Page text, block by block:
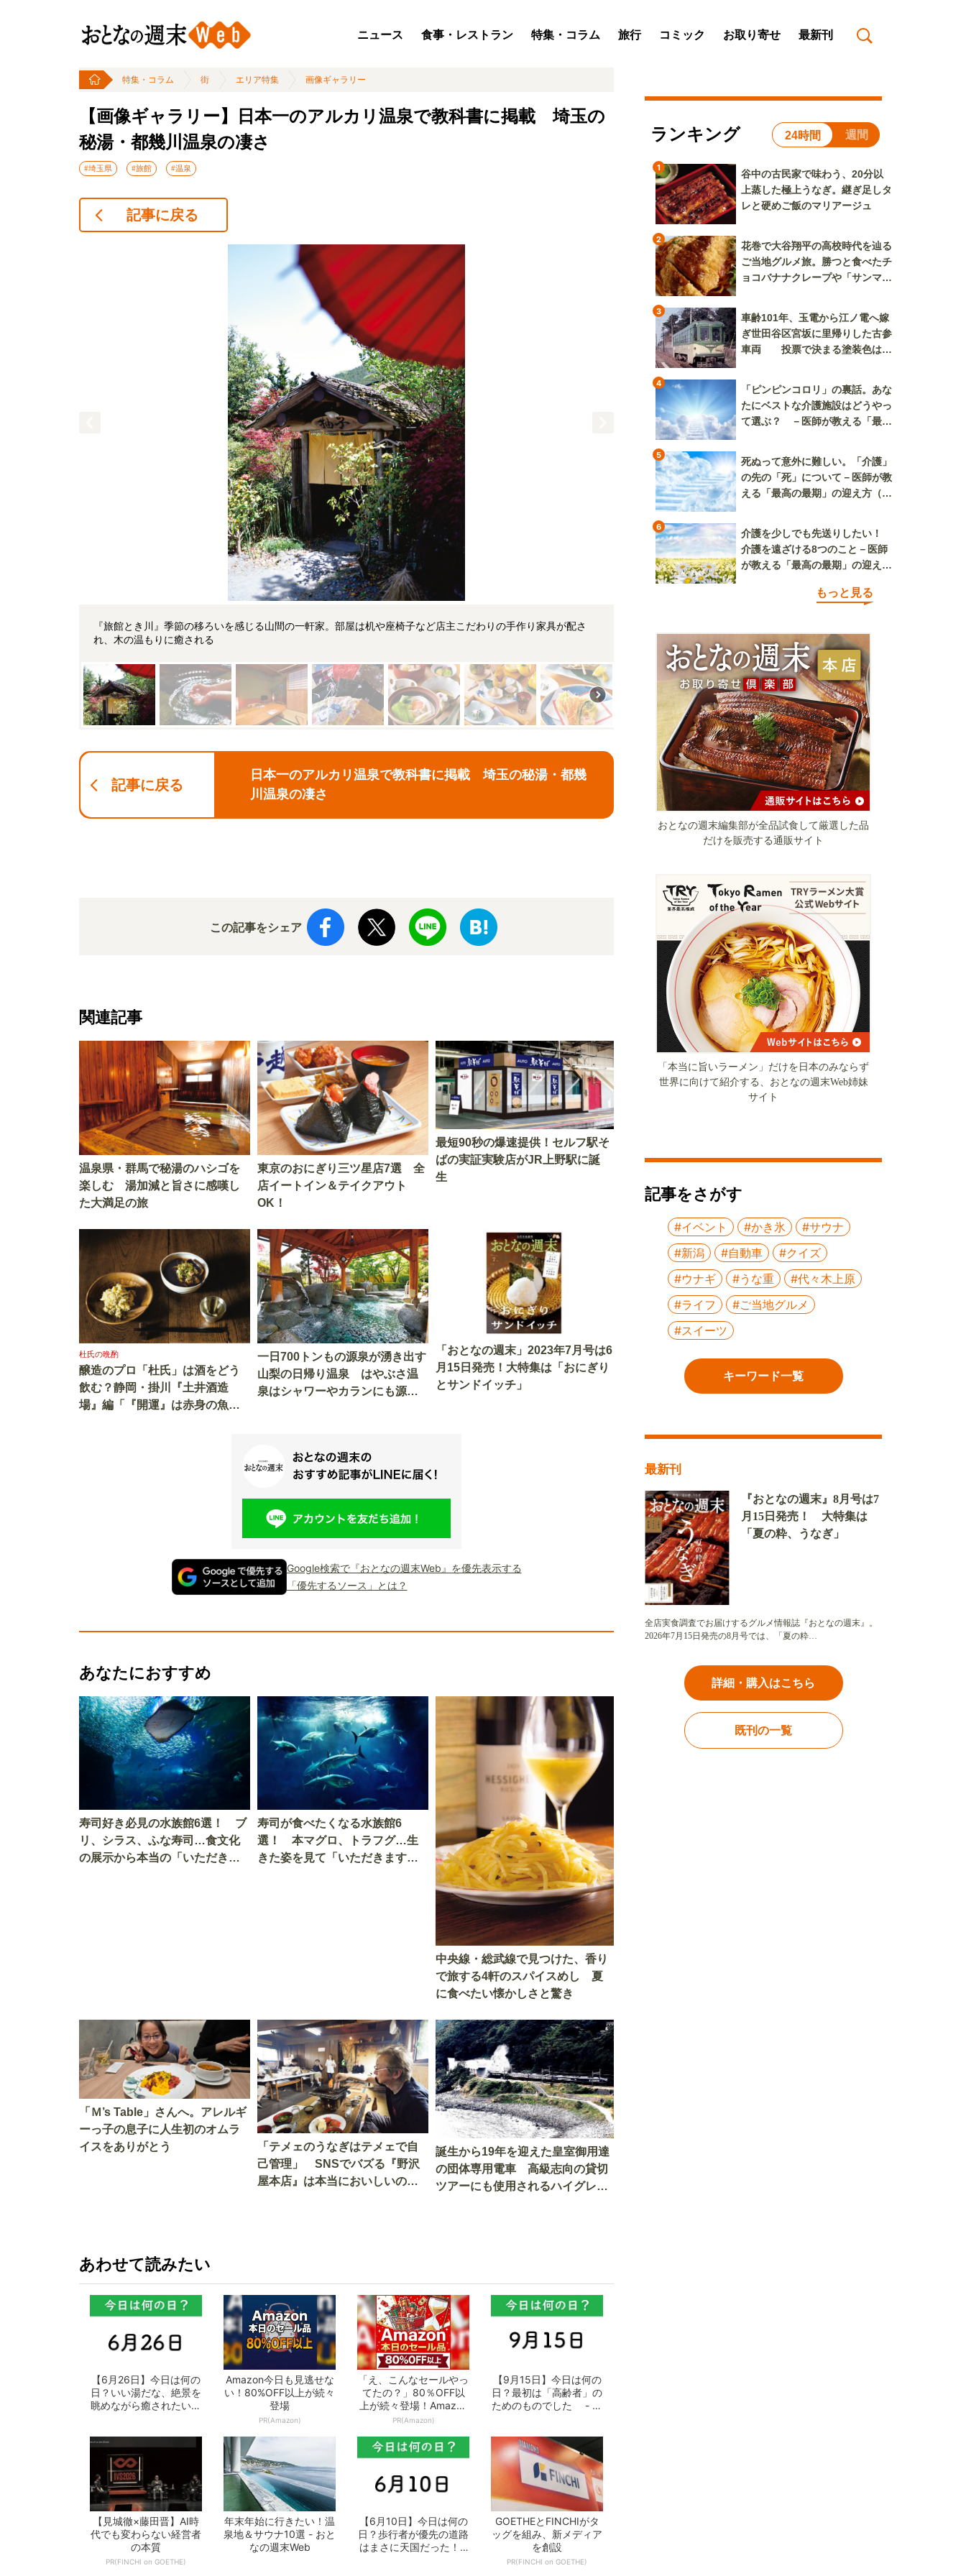
ニュース 食事・レストラン 特集・コラム 旅行 コミック お取り寄せ 最新刊
特集・コラム 街 エリア特集 画像ギャラリー
【画像ギャラリー】日本一のアルカリ温泉で教科書に掲載 埼玉の
秘湯・都幾川温泉の凄さ
#埼玉県 #旅館 #温泉
記事に戻る
『旅館とき川』季節の移ろいを感じる山間の一軒家。部屋は机や座椅子など店主こだわりの手作り家具が配さ
れ、木の温もりに癒される
記事に戻る
日本一のアルカリ温泉で教科書に掲載 埼玉の秘湯・都幾
川温泉の凄さ
この記事をシェア
関連記事
温泉県・群馬で秘湯のハシゴを
楽しむ 湯加減と旨さに感嘆し
た大満足の旅
東京のおにぎり三ツ星店7選 全
店イートイン＆テイクアウト
OK！
最短90秒の爆速提供！セルフ駅そ
ばの実証実験店がJR上野駅に誕
生
杜氏の晩酌
醸造のプロ「杜氏」は酒をどう
飲む？静岡・掛川『土井酒造
場』編「『開運』は赤身の魚
一日700トンもの源泉が湧き出す
山梨の日帰り温泉 はやぶさ温
泉はシャワーやカランにも源泉
「おとなの週末」2023年7月号は6
月15日発売！大特集は「おにぎり
とサンドイッチ」
Google検索で『おとなの週末Web』を優先表示する
「優先するソース」とは？
あなたにおすすめ
寿司好き必見の水族館6選！ ブ
リ、シラス、ふな寿司…食文化
の展示から本当の「いただきま
寿司が食べたくなる水族館6
選！ 本マグロ、トラフグ…生
きた姿を見て「いただきます」
中央線・総武線で見つけた、香り
で旅する4軒のスパイスめし 夏
に食べたい懐かしさと驚き
「Ｍ’s Table」さんへ。アレルギ
ーっ子の息子に人生初のオムラ
イスをありがとう
「テメェのうなぎはテメェで自
己管理」 SNSでバズる『野沢
屋本店』は本当においしいの
誕生から19年を迎えた皇室御用達
の団体専用電車 高級志向の貸切
ツアーにも使用されるハイグレー
あわせて読みたい
【6月26日】今日は何の
日？いい湯だな、絶景を
眺めながら癒されたい！
Amazon今日も見逃せな
い！80%OFF以上が続々
登場
PR(Amazon)
「え、こんなセールやっ
てたの？」80％OFF以
上が続々登場！Amazon
の本気が...
PR(Amazon)
【9月15日】今日は何の
日？最初は「高齢者」の
ためのものでした - お
【見城徹×藤田晋】AI時
代でも変わらない経営者
の本質
PR(FINCHI on GOETHE)
年末年始に行きたい！温
泉地＆サウナ10選 - おと
なの週末Web
【6月10日】今日は何の
日？歩行者が優先の道路
はまさに天国だった！ -
GOETHEとFINCHIがタ
ッグを組み、新メディア
を創設
PR(FINCHI on GOETHE)
ランキング 24時間 週間
1
谷中の古民家で味わう、20分以
上蒸した極上うなぎ。継ぎ足しタ
レと硬めご飯のマリアージュ
2
花巻で大谷翔平の高校時代を辿る
ご当地グルメ旅。勝つと食べたチ
ョコバナナクレープや「サンマー
3
車齢101年、玉電から江ノ電へ嫁
ぎ世田谷区宮坂に里帰りした古参
車両 投票で決まる塗装色は、
4
「ピンピンコロリ」の裏話。あな
たにベストな介護施設はどうやっ
て選ぶ？ －医師が教える「最高
5
死ぬって意外に難しい。「介護」
の先の「死」について－医師が教
える「最高の最期」の迎え方（そ
6
介護を少しでも先送りしたい！
介護を遠ざける8つのこと－医師
が教える「最高の最期」の迎え方
もっと見る
おとなの週末編集部が全品試食して厳選した品
だけを販売する通販サイト
「本当に旨いラーメン」だけを日本のみならず
世界に向けて紹介する、おとなの週末Web姉妹
サイト
記事をさがす
#イベント #かき氷
#サウナ
#新潟
#自動車
#クイズ
#ウナギ
#うな重
#代々木上原
#ライフ
#ご当地グルメ
#スイーツ
キーワード一覧
最新刊
『おとなの週末』8月号は7
月15日発売！ 大特集は
「夏の粋、うなぎ」
全店実食調査でお届けするグルメ情報誌『おとなの週末』。
2026年7月15日発売の8月号では、「夏の粋…
詳細・購入はこちら
既刊の一覧